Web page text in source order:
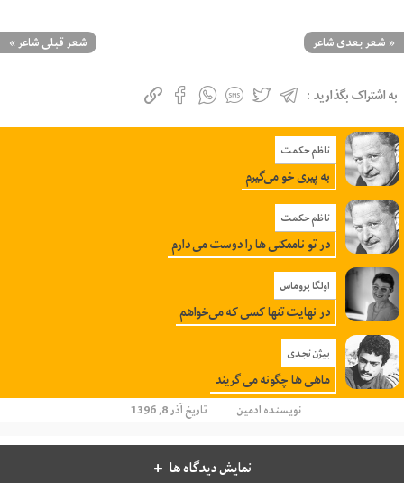
« شعر بعدی شاعر شعر قبلی شاعر»
به اشتراک بگذارید :
ناظم حکمت
به پیری خو می‌گیرم
ناظم حکمت
در تو ناممکنی ها را دوست می دارم
اولگا بروماس
در نهایت تنها کسی که می‌خواهم
بیژن نجدی
ماهی ها چگونه می گریند
نویسندهادمین تاریخ آذر 8, 1396
نمایش دیدگاه ها